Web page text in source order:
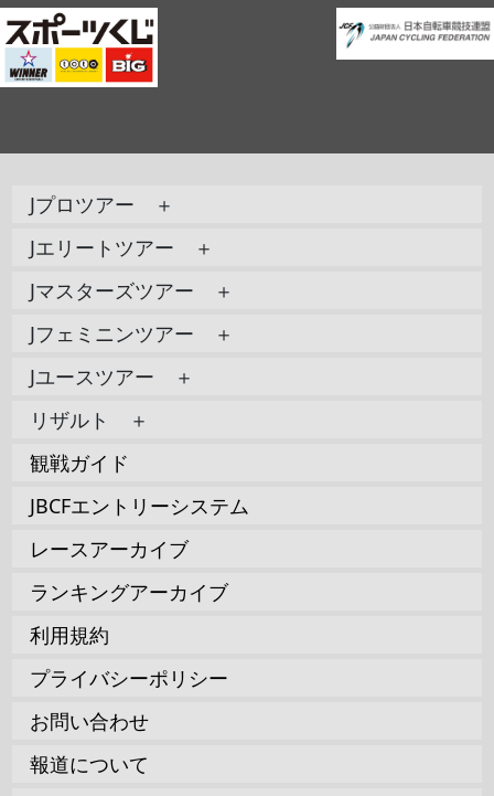
Jプロツアー ＋
Jエリートツアー ＋
Jマスターズツアー ＋
Jフェミニンツアー ＋
Jユースツアー ＋
リザルト ＋
観戦ガイド
JBCFエントリーシステム
レースアーカイブ
ランキングアーカイブ
利用規約
プライバシーポリシー
お問い合わせ
報道について